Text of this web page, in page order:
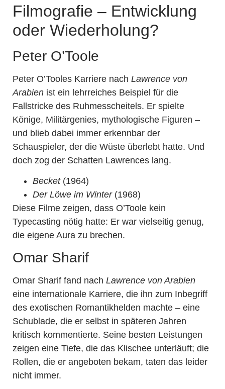
Filmografie – Entwicklung
oder Wiederholung?
Peter O’Toole
Peter O’Tooles Karriere nach Lawrence von
Arabien ist ein lehrreiches Beispiel für die
Fallstricke des Ruhmesscheitels. Er spielte
Könige, Militärgenies, mythologische Figuren –
und blieb dabei immer erkennbar der
Schauspieler, der die Wüste überlebt hatte. Und
doch zog der Schatten Lawrences lang.
Becket(1964)
Der Löwe im Winter(1968)
Diese Filme zeigen, dass O’Toole kein
Typecasting nötig hatte: Er war vielseitig genug,
die eigene Aura zu brechen.
Omar Sharif
Omar Sharif fand nach Lawrence von Arabien
eine internationale Karriere, die ihn zum Inbegriff
des exotischen Romantikhelden machte – eine
Schublade, die er selbst in späteren Jahren
kritisch kommentierte. Seine besten Leistungen
zeigen eine Tiefe, die das Klischee unterläuft; die
Rollen, die er angeboten bekam, taten das leider
nicht immer.